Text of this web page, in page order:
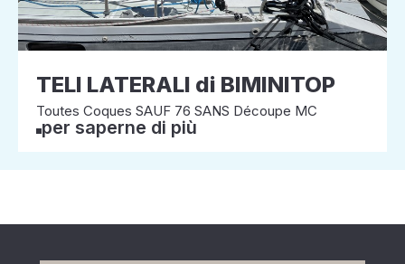
TELI LATERALI di BIMINITOP
Toutes Coques SAUF 76 SANS Découpe MC
per saperne di più